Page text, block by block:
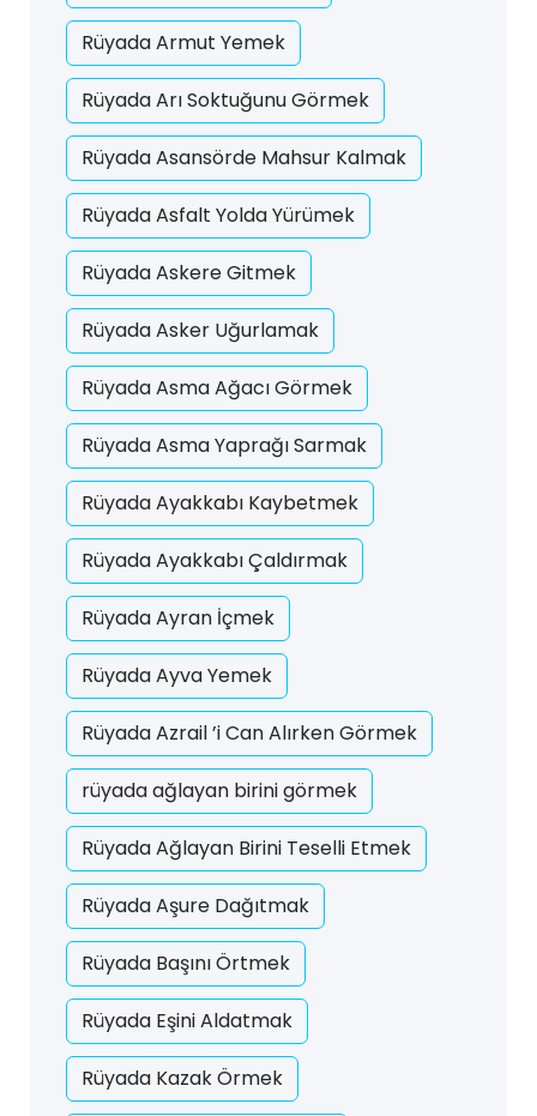
Rüyada Armut Yemek
Rüyada Arı Soktuğunu Görmek
Rüyada Asansörde Mahsur Kalmak
Rüyada Asfalt Yolda Yürümek
Rüyada Askere Gitmek
Rüyada Asker Uğurlamak
Rüyada Asma Ağacı Görmek
Rüyada Asma Yaprağı Sarmak
Rüyada Ayakkabı Kaybetmek
Rüyada Ayakkabı Çaldırmak
Rüyada Ayran İçmek
Rüyada Ayva Yemek
Rüyada Azrail ’i Can Alırken Görmek
rüyada ağlayan birini görmek
Rüyada Ağlayan Birini Teselli Etmek
Rüyada Aşure Dağıtmak
Rüyada Başını Örtmek
Rüyada Eşini Aldatmak
Rüyada Kazak Örmek